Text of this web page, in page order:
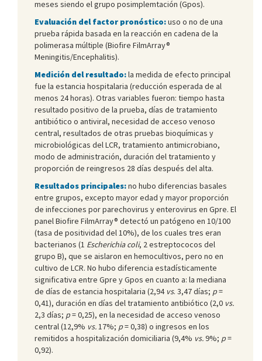
meses siendo el grupo posimplemtación (Gpos).
Evaluación del factor pronóstico:uso o no de una
prueba rápida basada en la reacción en cadena de la
polimerasa múltiple (Biofire FilmArray®
Meningitis/Encephalitis).
Medición del resultado:la medida de efecto principal
fue la estancia hospitalaria (reducción esperada de al
menos 24 horas). Otras variables fueron: tiempo hasta
resultado positivo de la prueba, días de tratamiento
antibiótico o antiviral, necesidad de acceso venoso
central, resultados de otras pruebas bioquímicas y
microbiológicas del LCR, tratamiento antimicrobiano,
modo de administración, duración del tratamiento y
proporción de reingresos 28 días después del alta.
Resultados principales:no hubo diferencias basales
entre grupos, excepto mayor edad y mayor proporción
de infecciones por parechovirus y enterovirus en Gpre. El
panel Biofire FilmArray® detectó un patógeno en 10/100
(tasa de positividad del 10%), de los cuales tres eran
bacterianos (1 Escherichia coli, 2 estreptococos del
grupo B), que se aislaron en hemocultivos, pero no en
cultivo de LCR. No hubo diferencia estadísticamente
significativa entre Gpre y Gpos en cuanto a: la mediana
de días de estancia hospitalaria (2,94 vs. 3,47 días; p=
0,41), duración en días del tratamiento antibiótico (2,0 vs.
2,3 días; p= 0,25), en la necesidad de acceso venoso
central (12,9% vs. 17%; p= 0,38) o ingresos en los
remitidos a hospitalización domiciliaria (9,4% vs.9%; p=
0,92).